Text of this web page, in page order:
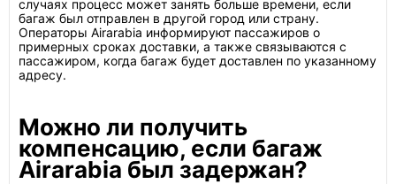
случаях процесс может занять больше времени, если
багаж был отправлен в другой город или страну.
Операторы Airarabia информируют пассажиров о
примерных сроках доставки, а также связываются с
пассажиром, когда багаж будет доставлен по указанному
адресу.
Можно ли получить
компенсацию, если багаж
Airarabia был задержан?